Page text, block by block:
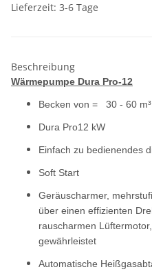
Lieferzeit: 3-6 Tage
Beschreibung
Wärmepumpe Dura Pro-12
Becken von = 30 - 60 m³
Dura Pro12 kW
Einfach zu bedienendes
Soft Start
Geräuscharmer,
über einen effizienten
rauscharmen
gewährleistet
Automatische